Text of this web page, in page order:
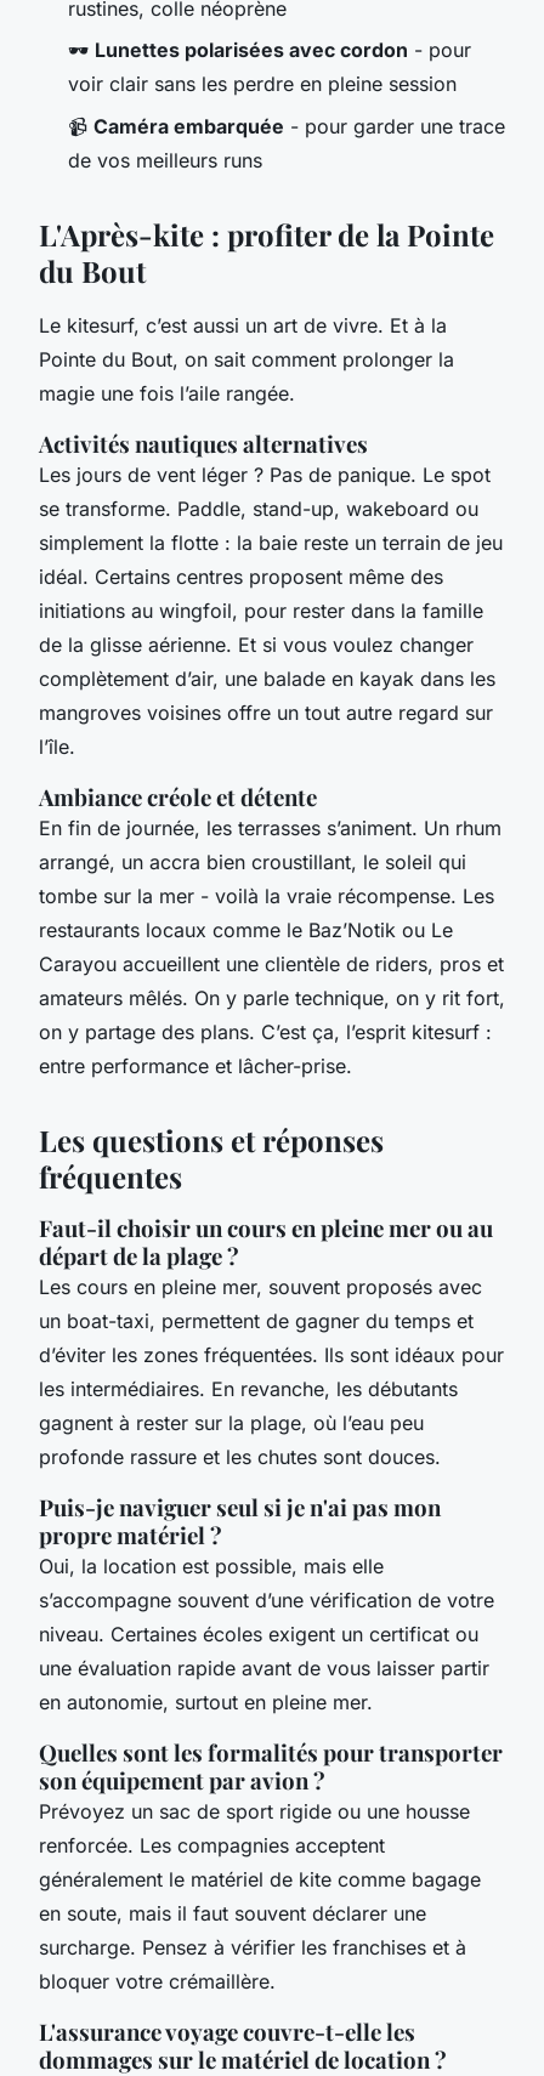
rustines, colle néoprène
🕶️ Lunettes polarisées avec cordon - pour
voir clair sans les perdre en pleine session
📹 Caméra embarquée - pour garder une trace
de vos meilleurs runs
L'Après-kite : profiter de la Pointe
du Bout
Le kitesurf, c’est aussi un art de vivre. Et à la
Pointe du Bout, on sait comment prolonger la
magie une fois l’aile rangée.
Activités nautiques alternatives
Les jours de vent léger ? Pas de panique. Le spot
se transforme. Paddle, stand-up, wakeboard ou
simplement la flotte : la baie reste un terrain de jeu
idéal. Certains centres proposent même des
initiations au wingfoil, pour rester dans la famille
de la glisse aérienne. Et si vous voulez changer
complètement d’air, une balade en kayak dans les
mangroves voisines offre un tout autre regard sur
l’île.
Ambiance créole et détente
En fin de journée, les terrasses s’animent. Un rhum
arrangé, un accra bien croustillant, le soleil qui
tombe sur la mer - voilà la vraie récompense. Les
restaurants locaux comme le Baz’Notik ou Le
Carayou accueillent une clientèle de riders, pros et
amateurs mêlés. On y parle technique, on y rit fort,
on y partage des plans. C’est ça, l’esprit kitesurf :
entre performance et lâcher-prise.
Les questions et réponses
fréquentes
Faut-il choisir un cours en pleine mer ou au
départ de la plage ?
Les cours en pleine mer, souvent proposés avec
un boat-taxi, permettent de gagner du temps et
d’éviter les zones fréquentées. Ils sont idéaux pour
les intermédiaires. En revanche, les débutants
gagnent à rester sur la plage, où l’eau peu
profonde rassure et les chutes sont douces.
Puis-je naviguer seul si je n'ai pas mon
propre matériel ?
Oui, la location est possible, mais elle
s’accompagne souvent d’une vérification de votre
niveau. Certaines écoles exigent un certificat ou
une évaluation rapide avant de vous laisser partir
en autonomie, surtout en pleine mer.
Quelles sont les formalités pour transporter
son équipement par avion ?
Prévoyez un sac de sport rigide ou une housse
renforcée. Les compagnies acceptent
généralement le matériel de kite comme bagage
en soute, mais il faut souvent déclarer une
surcharge. Pensez à vérifier les franchises et à
bloquer votre crémaillère.
L'assurance voyage couvre-t-elle les
dommages sur le matériel de location ?